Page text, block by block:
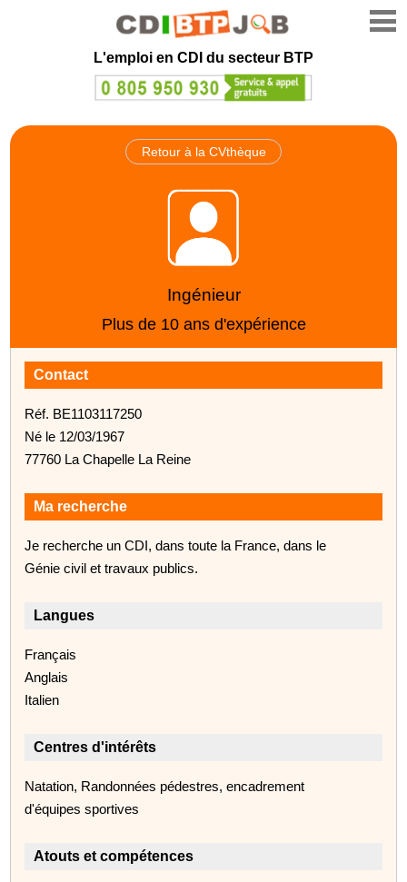
L'emploi en CDI du secteur BTP
Retour à la CVthèque
Ingénieur
Plus de 10 ans d'expérience
Contact
Réf. BE1103117250
Né le 12/03/1967
77760 La Chapelle La Reine
Ma recherche
Je recherche un CDI, dans toute la France, dans le
Génie civil et travaux publics.
Langues
Français
Anglais
Italien
Centres d'intérêts
Natation, Randonnées pédestres, encadrement
d'équipes sportives
Atouts et compétences